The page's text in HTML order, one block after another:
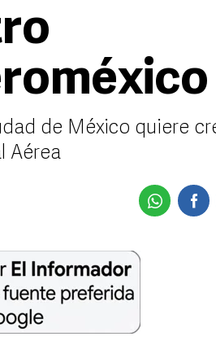
de México quiere
Aérea